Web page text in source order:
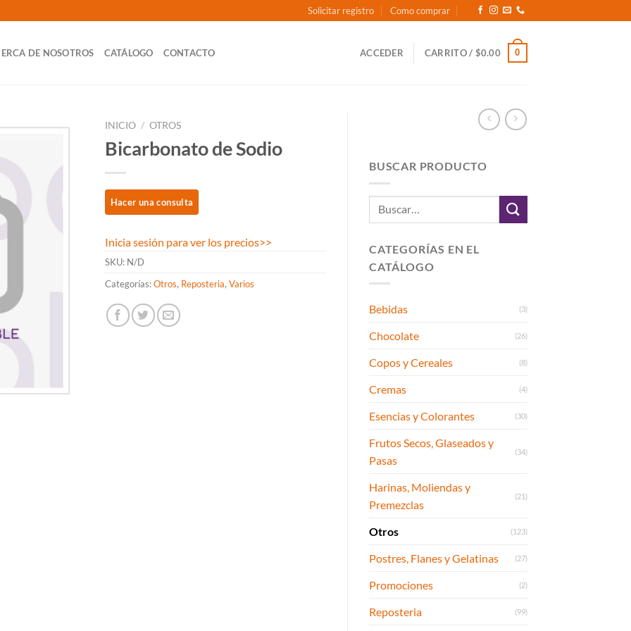
Solicitar registro Como comprar
DE NOSOTROS CATÁLOGO CONTACTO ACCEDER CARRITO / $0.00 0
INICIO / OTROS
Bicarbonato de Sodio
Inicia sesión para ver los precios>>
SKU: N/D
Categorías:Otros, Reposteria, Varios
BUSCAR PRODUCTO
Buscar
CATEGORÍAS EN EL
CATÁLOGO
Bebidas (3)
Chocolate (26)
Copos y Cereales (8)
Cremas (4)
Esencias y Colorantes (30)
Frutos Secos, Glaseados y
Pasas
(34)
Harinas, Moliendas y
Premezclas
(21)
Otros (123)
Postres, Flanes y Gelatinas (27)
Promociones (2)
Reposteria (99)